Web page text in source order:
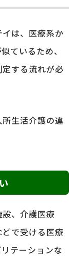
は、医療系か
ているため、
する流れが必
生活介護の違
、介護医療
で受ける医療
テーションな